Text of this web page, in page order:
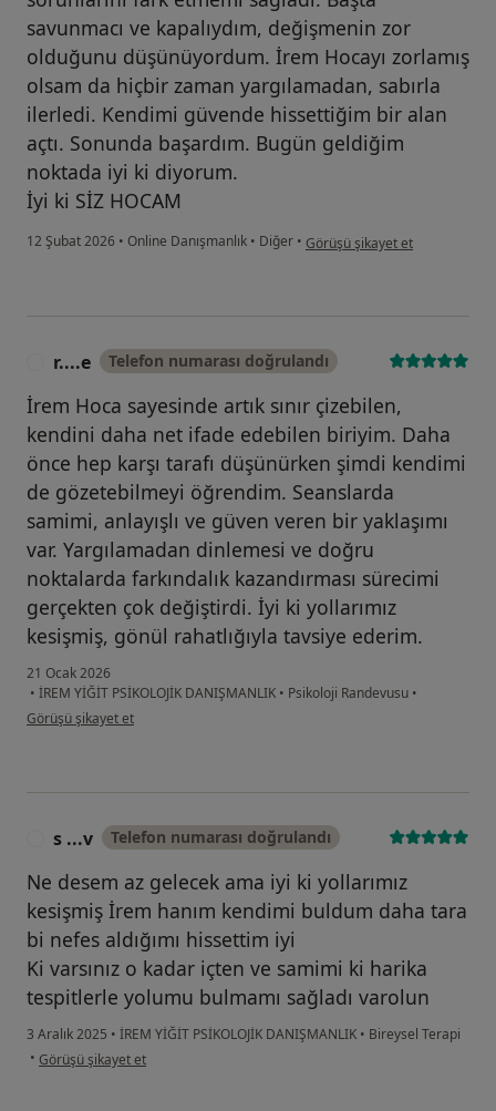
savunmacı ve kapalıydım, değişmenin zor
olduğunu düşünüyordum. İrem Hocayı zorlamış
olsam da hiçbir zaman yargılamadan, sabırla
ilerledi. Kendimi güvende hissettiğim bir alan
açtı. Sonunda başardım. Bugün geldiğim
noktada iyi ki diyorum.
İyi ki SİZ HOCAM
12 Şubat 2026 • Online Danışmanlık • Diğer • kullanıcının görüşüne göre
Görüşü şikayet et
r....e Telefon numarası doğrulandı
İrem Hoca sayesinde artık sınır çizebilen,
kendini daha net ifade edebilen biriyim. Daha
önce hep karşı tarafı düşünürken şimdi kendimi
de gözetebilmeyi öğrendim. Seanslarda
samimi, anlayışlı ve güven veren bir yaklaşımı
var. Yargılamadan dinlemesi ve doğru
noktalarda farkındalık kazandırması sürecimi
gerçekten çok değiştirdi. İyi ki yollarımız
kesişmiş, gönül rahatlığıyla tavsiye ederim.
21 Ocak 2026
• İREM YİĞİT PSİKOLOJİK DANIŞMANLIK • Psikoloji Randevusu •
kullanıcının görüşüne göre r....e
Görüşü şikayet et
s ...v Telefon numarası doğrulandı
Ne desem az gelecek ama iyi ki yollarımız
kesişmiş İrem hanım kendimi buldum daha tara
bi nefes aldığımı hissettim iyi
Ki varsınız o kadar içten ve samimi ki harika
tespitlerle yolumu bulmamı sağladı varolun
3 Aralık 2025 • İREM YİĞİT PSİKOLOJİK DANIŞMANLIK • Bireysel Terapi
• kullanıcının görüşüne göre s ...v
Görüşü şikayet et